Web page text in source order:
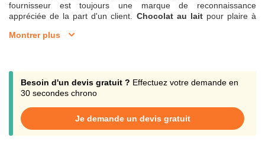
fournisseur est toujours une marque de reconnaissance
appréciée de la part d'un client. Chocolat au laitpour plaire à
phare ducadeau d'entreprise pour Noël
qui associe le plaisir et la délicatesse à votre entreprise. Savant
mariage entre les saveurs traditionnelles et l'innovation
marketing, apposervotre logo
unique pour
. Un coffret de chocolats
personnalisés offre en outre un moyen aisé d'accéder au cœur
des services de vos clients. En effet, rares sont les
Montrer plus
Besoin d'un devis gratuit ? Effectuez votre demande en
30 secondes chrono
Je demande un devis gratuit